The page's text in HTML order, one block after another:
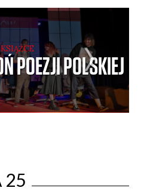
POEZJI POLSKIEJ
25